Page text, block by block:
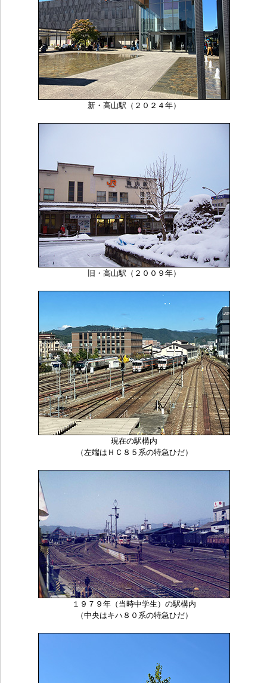
新・高山駅（２０２４年）
旧・高山駅（２００９年）
現在の駅構内
（左端はＨＣ８５系の特急ひだ）
１９７９年（当時中学生）の駅構内
（中央はキハ８０系の特急ひだ）